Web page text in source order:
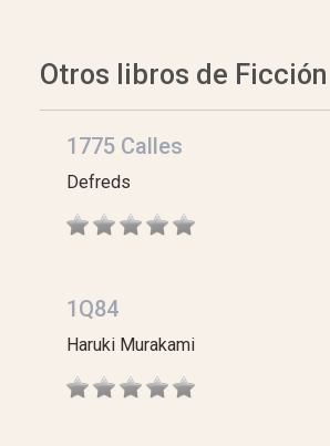
Otros libros de Ficción
1775 Calles
Defreds
1Q84
Haruki Murakami